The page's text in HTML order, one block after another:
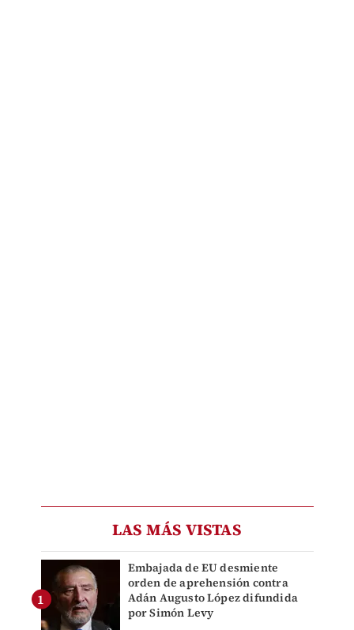
LAS MÁS VISTAS
Embajada de EU desmiente
orden de aprehensión contra
Adán Augusto López difundida
por Simón Levy